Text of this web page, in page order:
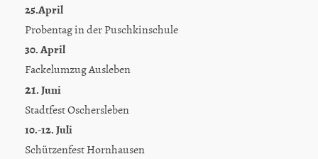
25.April
Probentag in der Puschkinschule
30. April
Fackelumzug Ausleben
21. Juni
Stadtfest Oschersleben
10.-12. Juli
Schützenfest Hornhausen